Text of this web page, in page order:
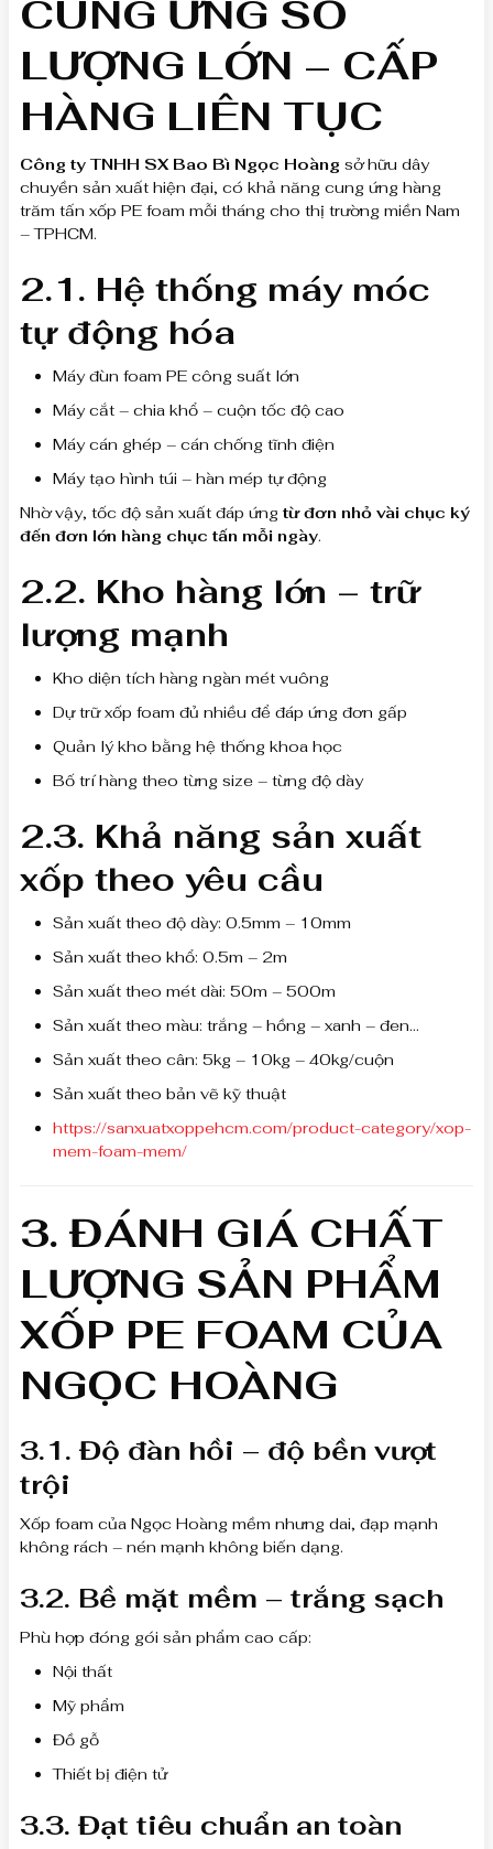
CUNG ỨNG SỐ
LƯỢNG LỚN – CẤP
HÀNG LIÊN TỤC
Công ty TNHH SX Bao Bì Ngọc Hoàng sở hữu dây
chuyền sản xuất hiện đại, có khả năng cung ứng hàng
trăm tấn xốp PE foam mỗi tháng cho thị trường miền Nam
– TPHCM.
2.1. Hệ thống máy móc
tự động hóa
Máy đùn foam PE công suất lớn
Máy cắt – chia khổ – cuộn tốc độ cao
Máy cán ghép – cán chống tĩnh điện
Máy tạo hình túi – hàn mép tự động
Nhờ vậy, tốc độ sản xuất đáp ứng từ đơn nhỏ vài chục ký
đến đơn lớn hàng chục tấn mỗi ngày.
2.2. Kho hàng lớn – trữ
lượng mạnh
Kho diện tích hàng ngàn mét vuông
Dự trữ xốp foam đủ nhiều để đáp ứng đơn gấp
Quản lý kho bằng hệ thống khoa học
Bố trí hàng theo từng size – từng độ dày
2.3. Khả năng sản xuất
xốp theo yêu cầu
Sản xuất theo độ dày: 0.5mm – 10mm
Sản xuất theo khổ: 0.5m – 2m
Sản xuất theo mét dài: 50m – 500m
Sản xuất theo màu: trắng – hồng – xanh – đen…
Sản xuất theo cân: 5kg – 10kg – 40kg/cuộn
Sản xuất theo bản vẽ kỹ thuật
https://sanxuatxoppehcm.com/product-category/xop-
mem-foam-mem/
3. ĐÁNH GIÁ CHẤT
LƯỢNG SẢN PHẨM
XỐP PE FOAM CỦA
NGỌC HOÀNG
3.1. Độ đàn hồi – độ bền vượt
trội
Xốp foam của Ngọc Hoàng mềm nhưng dai, đạp mạnh
không rách – nén mạnh không biến dạng.
3.2. Bề mặt mềm – trắng sạch
Phù hợp đóng gói sản phẩm cao cấp:
Nội thất
Mỹ phẩm
Đồ gỗ
Thiết bị điện tử
3.3. Đạt tiêu chuẩn an toàn